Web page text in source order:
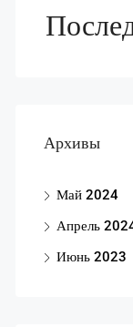
Архивы
Май 2024
Апрель
Июнь 2023